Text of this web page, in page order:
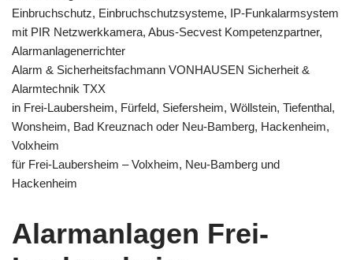
Einbruchschutz, Einbruchschutzsysteme, IP-Funkalarmsystem
mit PIR Netzwerkkamera, Abus-Secvest Kompetenzpartner,
Alarmanlagenerrichter
Alarm & Sicherheitsfachmann VONHAUSEN Sicherheit &
Alarmtechnik TXX
in Frei-Laubersheim, Fürfeld, Siefersheim, Wöllstein, Tiefenthal,
Wonsheim, Bad Kreuznach oder Neu-Bamberg, Hackenheim,
Volxheim
für Frei-Laubersheim – Volxheim, Neu-Bamberg und
Hackenheim
Alarmanlagen Frei-